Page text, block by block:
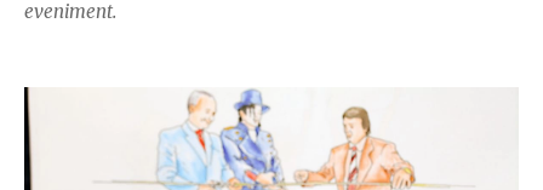
eveniment.